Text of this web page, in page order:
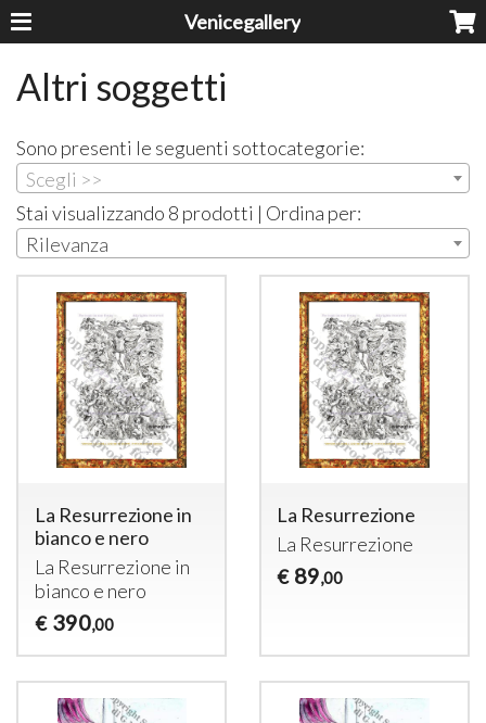
Venicegallery
Altri soggetti
Sono presenti le seguenti sottocategorie:
Scegli >>
Stai visualizzando 8 prodotti | Ordina per:
Rilevanza
La Resurrezione in
bianco e nero
La Resurrezione in
bianco e nero
€ 390,00
La Resurrezione
La Resurrezione
€ 89,00